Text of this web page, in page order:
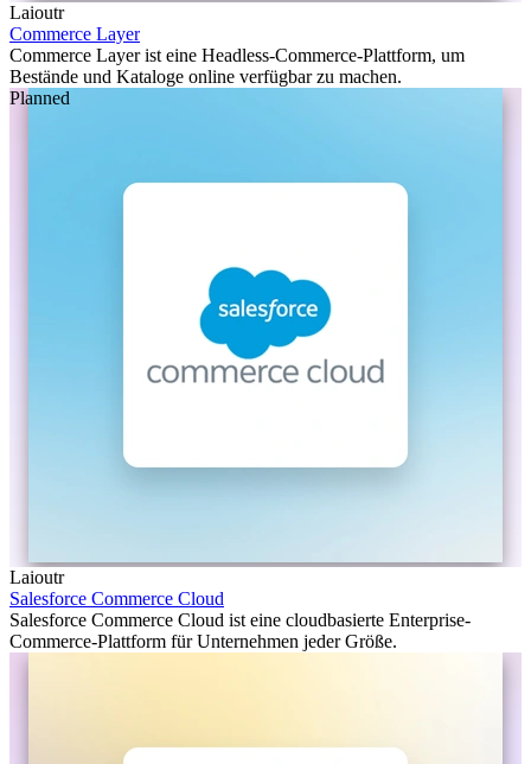
Laioutr
Commerce Layer
Commerce Layer ist eine Headless-Commerce-Plattform, um
Bestände und Kataloge online verfügbar zu machen.
Planned
Laioutr
Salesforce Commerce Cloud
Salesforce Commerce Cloud ist eine cloudbasierte Enterprise-
Commerce-Plattform für Unternehmen jeder Größe.